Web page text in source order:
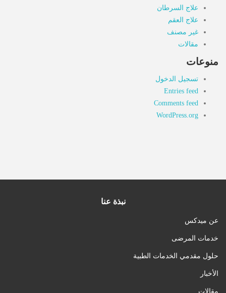
علاج السرطان
علاج العقم
غير مصنف
مقالات
منوعات
تسجيل الدخول
Entries feed
Comments feed
WordPress.org
نبذة عنا
عن ميدكس
خدمات المرضى
حلول مقدمي الخدمات الطبية
الأخبار
مقالات